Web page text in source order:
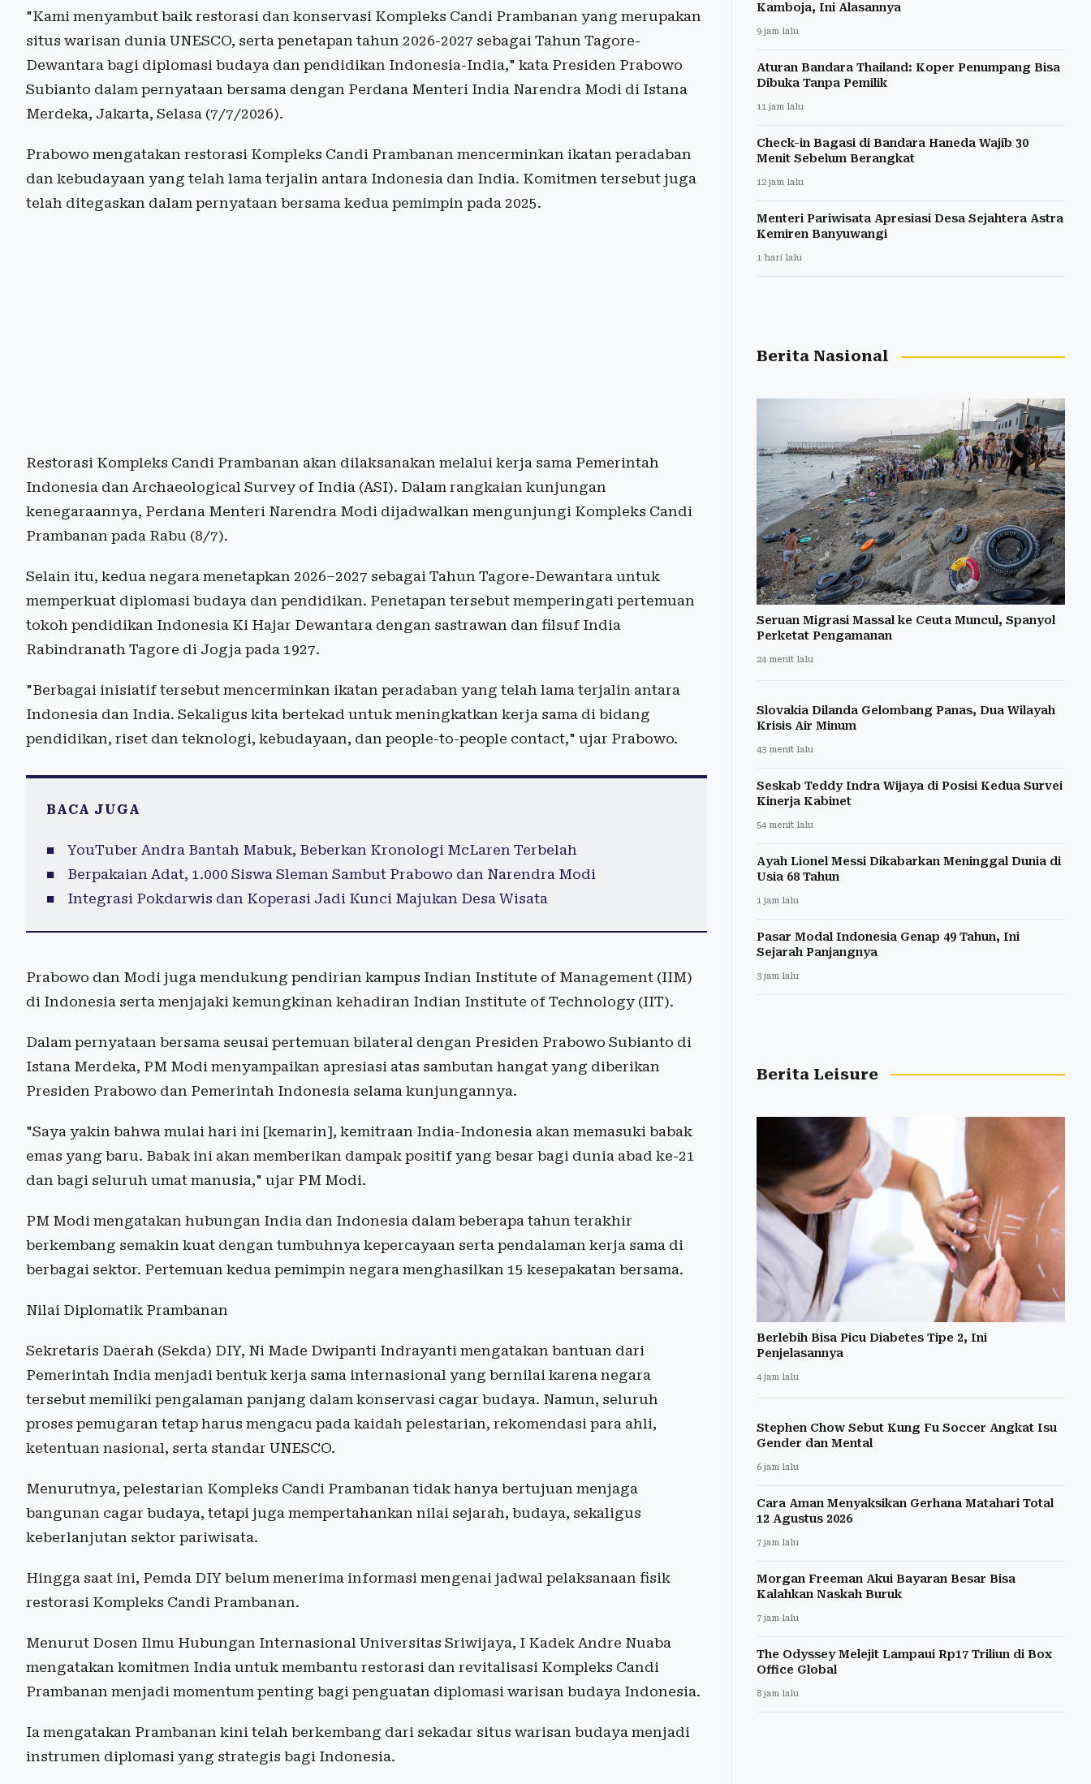
"Kami menyambut baik restorasi dan konservasi Kompleks Candi Prambanan yang merupakan
situs warisan dunia UNESCO, serta penetapan tahun 2026-2027 sebagai Tahun Tagore-
Dewantara bagi diplomasi budaya dan pendidikan Indonesia-India," kata Presiden Prabowo
Subianto dalam pernyataan bersama dengan Perdana Menteri India Narendra Modi di Istana
Merdeka, Jakarta, Selasa (7/7/2026).
Prabowo mengatakan restorasi Kompleks Candi Prambanan mencerminkan ikatan peradaban
dan kebudayaan yang telah lama terjalin antara Indonesia dan India. Komitmen tersebut juga
telah ditegaskan dalam pernyataan bersama kedua pemimpin pada 2025.
Restorasi Kompleks Candi Prambanan akan dilaksanakan melalui kerja sama Pemerintah
Indonesia dan Archaeological Survey of India (ASI). Dalam rangkaian kunjungan
kenegaraannya, Perdana Menteri Narendra Modi dijadwalkan mengunjungi Kompleks Candi
Prambanan pada Rabu (8/7).
Selain itu, kedua negara menetapkan 2026–2027 sebagai Tahun Tagore-Dewantara untuk
memperkuat diplomasi budaya dan pendidikan. Penetapan tersebut memperingati pertemuan
tokoh pendidikan Indonesia Ki Hajar Dewantara dengan sastrawan dan filsuf India
Rabindranath Tagore di Jogja pada 1927.
"Berbagai inisiatif tersebut mencerminkan ikatan peradaban yang telah lama terjalin antara
Indonesia dan India. Sekaligus kita bertekad untuk meningkatkan kerja sama di bidang
pendidikan, riset dan teknologi, kebudayaan, dan people-to-people contact," ujar Prabowo.
BACA JUGA
YouTuber Andra Bantah Mabuk, Beberkan Kronologi McLaren Terbelah
Berpakaian Adat, 1.000 Siswa Sleman Sambut Prabowo dan Narendra Modi
Integrasi Pokdarwis dan Koperasi Jadi Kunci Majukan Desa Wisata
Prabowo dan Modi juga mendukung pendirian kampus Indian Institute of Management (IIM)
di Indonesia serta menjajaki kemungkinan kehadiran Indian Institute of Technology (IIT).
Dalam pernyataan bersama seusai pertemuan bilateral dengan Presiden Prabowo Subianto di
Istana Merdeka, PM Modi menyampaikan apresiasi atas sambutan hangat yang diberikan
Presiden Prabowo dan Pemerintah Indonesia selama kunjungannya.
"Saya yakin bahwa mulai hari ini [kemarin], kemitraan India-Indonesia akan memasuki babak
emas yang baru. Babak ini akan memberikan dampak positif yang besar bagi dunia abad ke-21
dan bagi seluruh umat manusia," ujar PM Modi.
PM Modi mengatakan hubungan India dan Indonesia dalam beberapa tahun terakhir
berkembang semakin kuat dengan tumbuhnya kepercayaan serta pendalaman kerja sama di
berbagai sektor. Pertemuan kedua pemimpin negara menghasilkan 15 kesepakatan bersama.
Nilai Diplomatik Prambanan
Sekretaris Daerah (Sekda) DIY, Ni Made Dwipanti Indrayanti mengatakan bantuan dari
Pemerintah India menjadi bentuk kerja sama internasional yang bernilai karena negara
tersebut memiliki pengalaman panjang dalam konservasi cagar budaya. Namun, seluruh
proses pemugaran tetap harus mengacu pada kaidah pelestarian, rekomendasi para ahli,
ketentuan nasional, serta standar UNESCO.
Menurutnya, pelestarian Kompleks Candi Prambanan tidak hanya bertujuan menjaga
bangunan cagar budaya, tetapi juga mempertahankan nilai sejarah, budaya, sekaligus
keberlanjutan sektor pariwisata.
Hingga saat ini, Pemda DIY belum menerima informasi mengenai jadwal pelaksanaan fisik
restorasi Kompleks Candi Prambanan.
Menurut Dosen Ilmu Hubungan Internasional Universitas Sriwijaya, I Kadek Andre Nuaba
mengatakan komitmen India untuk membantu restorasi dan revitalisasi Kompleks Candi
Prambanan menjadi momentum penting bagi penguatan diplomasi warisan budaya Indonesia.
Ia mengatakan Prambanan kini telah berkembang dari sekadar situs warisan budaya menjadi
instrumen diplomasi yang strategis bagi Indonesia.
Kamboja, Ini Alasannya
9 jam lalu
Aturan Bandara Thailand: Koper Penumpang Bisa
Dibuka Tanpa Pemilik
11 jam lalu
Check-in Bagasi di Bandara Haneda Wajib 30
Menit Sebelum Berangkat
12 jam lalu
Menteri Pariwisata Apresiasi Desa Sejahtera Astra
Kemiren Banyuwangi
1 hari lalu
Berita Nasional
Seruan Migrasi Massal ke Ceuta Muncul, Spanyol
Perketat Pengamanan
24 menit lalu
Slovakia Dilanda Gelombang Panas, Dua Wilayah
Krisis Air Minum
43 menit lalu
Seskab Teddy Indra Wijaya di Posisi Kedua Survei
Kinerja Kabinet
54 menit lalu
Ayah Lionel Messi Dikabarkan Meninggal Dunia di
Usia 68 Tahun
1 jam lalu
Pasar Modal Indonesia Genap 49 Tahun, Ini
Sejarah Panjangnya
3 jam lalu
Berita Leisure
Berlebih Bisa Picu Diabetes Tipe 2, Ini
Penjelasannya
4 jam lalu
Stephen Chow Sebut Kung Fu Soccer Angkat Isu
Gender dan Mental
6 jam lalu
Cara Aman Menyaksikan Gerhana Matahari Total
12 Agustus 2026
7 jam lalu
Morgan Freeman Akui Bayaran Besar Bisa
Kalahkan Naskah Buruk
7 jam lalu
The Odyssey Melejit Lampaui Rp17 Triliun di Box
Office Global
8 jam lalu